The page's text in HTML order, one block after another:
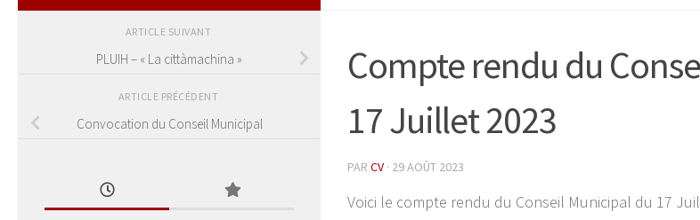
Compte rendu du
17 Juillet 2023
PAR CV · 29 AOÛT 2023
Voici le compte rendu du Conseil Municipal du 17
ARTICLE SUIVANT
PLUIH – « La cittàmachina »
ARTICLE PRÉCÉDENT
Convocation du Conseil Municipal